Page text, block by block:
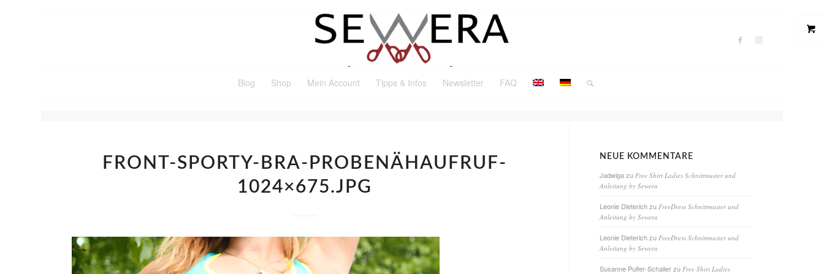
Blog Shop Mein Account Tipps & Infos Newsletter FAQ
FRONT-SPORTY-BRA-PROBENÄHAUFRUF-
1024×675.JPG
NEUE KOMMENTARE
Jadwigazu Free Shirt Ladies Schnittmuster und
Anleitung by Sewera
Leonie Dieterichzu FreeDress Schnittmuster und
Anleitung by Sewera
Leonie Dieterichzu FreeDress Schnittmuster und
Anleitung by Sewera
Susanne Pulfer-Schallerzu Free Shirt Ladies